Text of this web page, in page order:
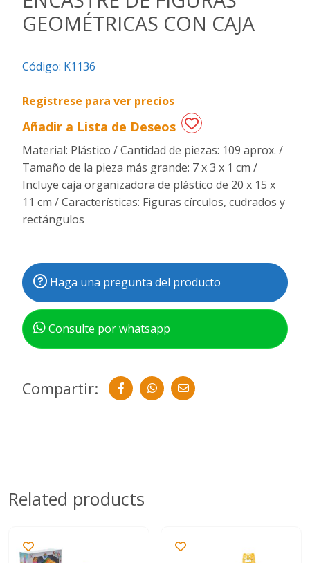
Regalos
especiales
GEOMÉTRICAS CON CAJA
Código: K1136
Registrese para ver precios
Añadir a Lista de Deseos
Material: Plástico / Cantidad de piezas: 109 aprox. /
Tamaño de la pieza más grande: 7 x 3 x 1 cm /
Incluye caja organizadora de plástico de 20 x 15 x
11 cm / Características: Figuras círculos, cudrados y
rectángulos
Haga una pregunta del producto
Consulte por whatsapp
Compartir:
Related products